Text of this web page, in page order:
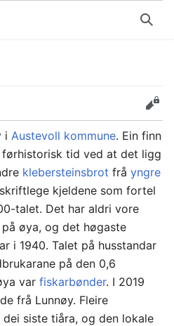
Søk
Rediger
i Austevoll kommune. Ein finn
tid ved at det ligg
klebersteinsbrot frå yngre
kjeldene som fortel
talet. Det har aldri vore
øya, og det høgaste
i 1940. Talet på husstandar
på den 0,6
var fiskarbønder. I 2019
frå Lunnøy. Fleire
siste tiåra, og den lokale